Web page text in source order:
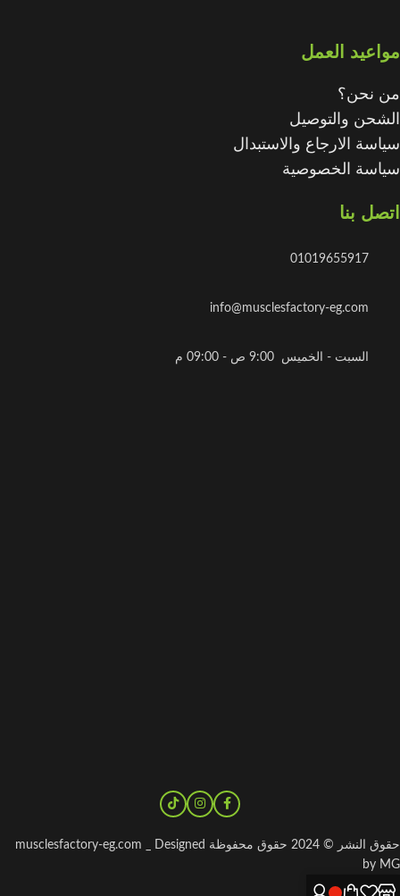
مواعيد العمل
من نحن؟
الشحن والتوصيل
سياسة الارجاع والاستبدال
سياسة الخصوصية
اتصل بنا
01019655917
info@musclesfactory-eg.com
السبت - الخميس 9:00 ص - 09:00 م
حقوق النشر © 2024 حقوق محفوظة musclesfactory-eg.com _ Designed
by MG